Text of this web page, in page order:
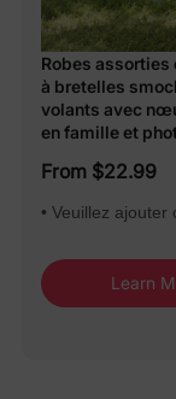
Robes assorties
à bretelles
volants avec
en famille et
From $22.99
• Veuillez
Learn